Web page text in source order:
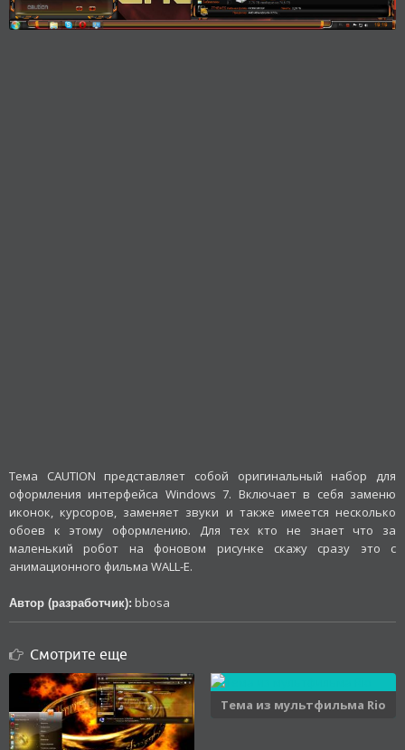
Тема CAUTION представляет собой оригинальный набор для
оформления интерфейса Windows 7. Включает в себя заменю
иконок, курсоров, заменяет звуки и также имеется несколько
обоев к этому оформлению. Для тех кто не знает что за
маленький робот на фоновом рисунке скажу сразу это с
анимационного фильма WALL-E.
Автор (разработчик): bbosa
Смотрите еще
Тема из мультфильма Rio